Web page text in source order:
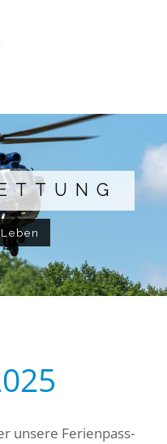
unsere Ferienpass-